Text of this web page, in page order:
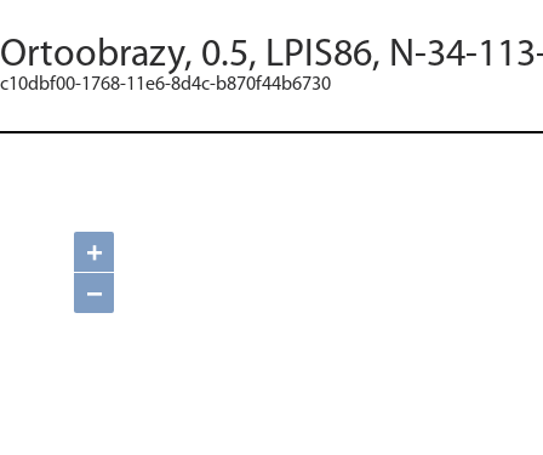
Ortoobrazy, 0.5, LPIS86, N-34-
c10dbf00-1768-11e6-8d4c-b870f44b6730
+
−